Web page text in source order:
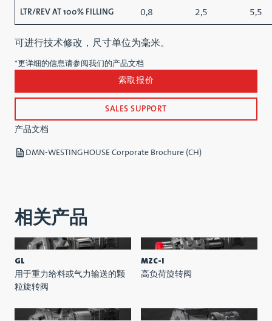
LTR/REV AT 100% FILLING 0,8 2,5 5,5
可进行技术修改，尺寸单位为毫米。
*更详细的信息请参阅我们的产品文档
索取报价
SALES SUPPORT
产品文档
DMN-WESTINGHOUSE Corporate Brochure (CH)
相关产品
GL
用于重力给料或气力输送的颗
粒旋转阀
MZC-I
高负荷旋转阀